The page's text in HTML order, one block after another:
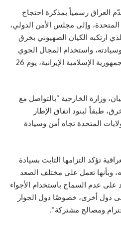
العراق رسمياً بمذكرة احتجاج
المتحدة، وإلى مجلس الأمن الدولي،
ارتكبه الكيان الصهيوني بخرق
وسيادته، واستخدام المجال الجوي
العراقي لتنفيذ الاعتداء على الجمهورية الإسلامية الإيرانية، يوم 26
وزارة الخارجية “بالتواصل مع
طبقاً لبنود اتفاق الإطار
المتحدة تجاه أمن وسيادة
تؤكد التزامها الثابت بسيادة
وبأنها تعمل على مختلف الصعد
على عدم السماح باستخدام الأجواء
على دول أخرى، خصوصًا دول الجوار
ومصالح مشتركة”.